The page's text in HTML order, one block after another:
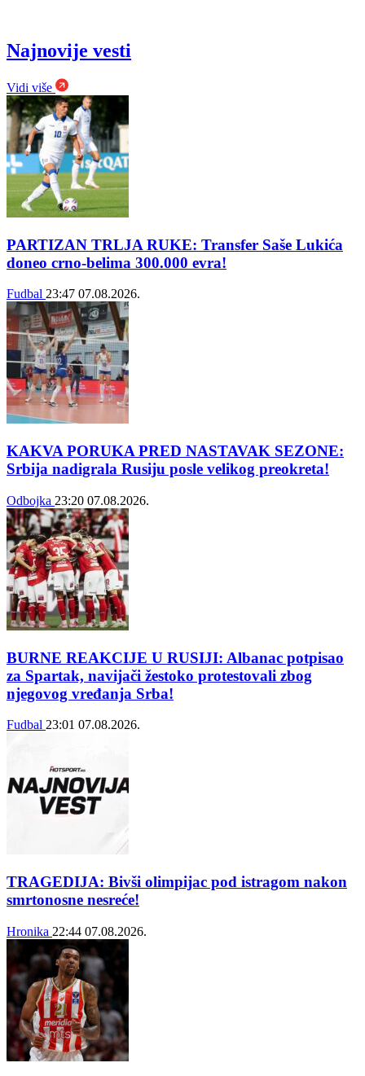
Najnovije vesti
Vidi više
PARTIZAN TRLJA RUKE: Transfer Saše Lukića
doneo crno-belima 300.000 evra!
Fudbal 23:47 07.08.2026.
KAKVA PORUKA PRED NASTAVAK SEZONE:
Srbija nadigrala Rusiju posle velikog preokreta!
Odbojka 23:20 07.08.2026.
BURNE REAKCIJE U RUSIJI: Albanac potpisao
za Spartak, navijači žestoko protestovali zbog
njegovog vređanja Srba!
Fudbal 23:01 07.08.2026.
TRAGEDIJA: Bivši olimpijac pod istragom nakon
smrtonosne nesreće!
Hronika 22:44 07.08.2026.